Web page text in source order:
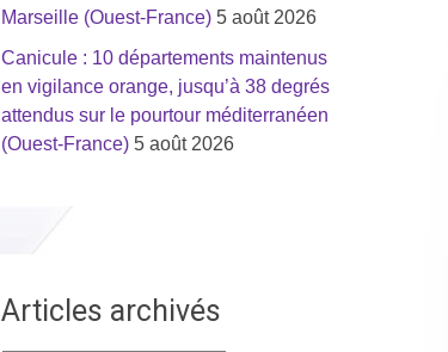
Marseille (Ouest-France) 5 août 2026
Canicule : 10 départements maintenus
en vigilance orange, jusqu’à 38 degrés
attendus sur le pourtour méditerranéen
(Ouest-France) 5 août 2026
Articles archivés